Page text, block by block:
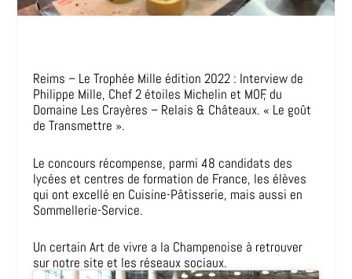
Reims – Le Trophée Mille édition 2022 : Interview de
Philippe Mille, Chef 2 étoiles Michelin et MOF, du
Domaine Les Crayères – Relais & Châteaux. « Le goût
de Transmettre ».
Le concours récompense, parmi 48 candidats des
lycées et centres de formation de France, les élèves
qui ont excellé en Cuisine-Pâtisserie, mais aussi en
Sommellerie-Service.
Un certain Art de vivre a la Champenoise à retrouver
sur notre site et les réseaux sociaux.